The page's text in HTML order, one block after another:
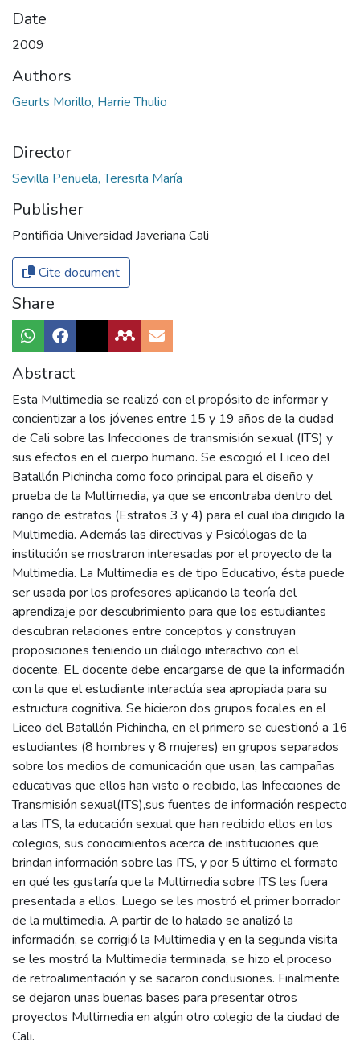
Date
2009
Authors
Geurts Morillo, Harrie Thulio
Director
Sevilla Peñuela, Teresita María
Publisher
Pontificia Universidad Javeriana Cali
Cite document
Share
Abstract
Esta Multimedia se realizó con el propósito de informar y
concientizar a los jóvenes entre 15 y 19 años de la ciudad
de Cali sobre las Infecciones de transmisión sexual (ITS) y
sus efectos en el cuerpo humano. Se escogió el Liceo del
Batallón Pichincha como foco principal para el diseño y
prueba de la Multimedia, ya que se encontraba dentro del
rango de estratos (Estratos 3 y 4) para el cual iba dirigido la
Multimedia. Además las directivas y Psicólogas de la
institución se mostraron interesadas por el proyecto de la
Multimedia. La Multimedia es de tipo Educativo, ésta puede
ser usada por los profesores aplicando la teoría del
aprendizaje por descubrimiento para que los estudiantes
descubran relaciones entre conceptos y construyan
proposiciones teniendo un diálogo interactivo con el
docente. EL docente debe encargarse de que la información
con la que el estudiante interactúa sea apropiada para su
estructura cognitiva. Se hicieron dos grupos focales en el
Liceo del Batallón Pichincha, en el primero se cuestionó a 16
estudiantes (8 hombres y 8 mujeres) en grupos separados
sobre los medios de comunicación que usan, las campañas
educativas que ellos han visto o recibido, las Infecciones de
Transmisión sexual(ITS),sus fuentes de información respecto
a las ITS, la educación sexual que han recibido ellos en los
colegios, sus conocimientos acerca de instituciones que
brindan información sobre las ITS, y por 5 último el formato
en qué les gustaría que la Multimedia sobre ITS les fuera
presentada a ellos. Luego se les mostró el primer borrador
de la multimedia. A partir de lo halado se analizó la
información, se corrigió la Multimedia y en la segunda visita
se les mostró la Multimedia terminada, se hizo el proceso
de retroalimentación y se sacaron conclusiones. Finalmente
se dejaron unas buenas bases para presentar otros
proyectos Multimedia en algún otro colegio de la ciudad de
Cali.